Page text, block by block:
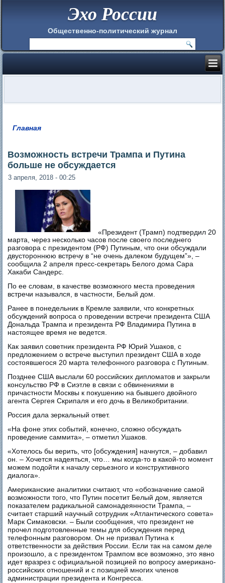
Эхо России
Общественно-политический журнал
Главная
Возможность встречи Трампа и Путина
больше не обсуждается
3 апреля, 2018 - 00:25
«Президент (Трамп) подтвердил 20
марта, через несколько часов после своего последнего
разговора с президентом (РФ) Путиным, что они обсуждали
двустороннюю встречу в “не очень далеком будущем”», –
сообщила 2 апреля пресс-секретарь Белого дома Сара
Хакаби Сандерс.
По ее словам, в качестве возможного места проведения
встречи назывался, в частности, Белый дом.
Ранее в понедельник в Кремле заявили, что конкретных
обсуждений вопроса о проведении встречи президента США
Дональда Трампа и президента РФ Владимира Путина в
настоящее время не ведется.
Как заявил советник президента РФ Юрий Ушаков, с
предложением о встрече выступил президент США в ходе
состоявшегося 20 марта телефонного разговора с Путиным.
Позднее США выслали 60 российских дипломатов и закрыли
консульство РФ в Сиэтле в связи с обвинениями в
причастности Москвы к покушению на бывшего двойного
агента Сергея Скрипаля и его дочь в Великобритании.
Россия дала зеркальный ответ.
«На фоне этих событий, конечно, сложно обсуждать
проведение саммита», – отметил Ушаков.
«Хотелось бы верить, что [обсуждения] начнутся, – добавил
он. ­– Хочется надеяться, что… мы когда-то в какой-то момент
можем подойти к началу серьезного и конструктивного
диалога».
Американские аналитики считают, что «обозначение самой
возможности того, что Путин посетит Белый дом, является
показателем радикальной самонадеянности Трампа, –
считает старший научный сотрудник «Атлантического совета»
Марк Симаковски. – Были сообщения, что президент не
прочел подготовленные темы для обсуждения перед
телефонным разговором. Он не призвал Путина к
ответственности за действия России. Если так на самом деле
произошло, а с президентом Трампом все возможно, это явно
идет вразрез с официальной позицией по вопросу американо-
российских отношений и с позицией многих членов
администрации президента и Конгресса.